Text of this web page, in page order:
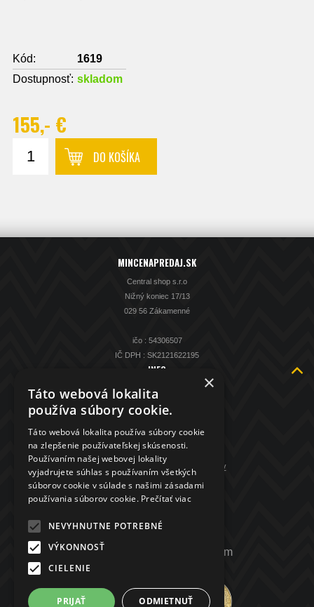
Kód:
1619
Dostupnosť: skladom
155,- €
DO KOŠÍKA
MINCENAPREDAJ.SK
Central shop s.r.o
Nižný koniec 17/13
029 56 Zákamenné
ičo : 54306507
IČ DPH : SK2121622195
INFO
O nás
Kontakt
KAMENNÁ PREDAJŇA
Spätný výkup striebra
Obchodné podmienky
GDPR - ochrana osobných údajov
KONTAKT
+421 907 208 972
mincenapredaj.sk@gmail.com
×
Táto webová lokalita
používa súbory cookie.
Táto webová lokalita používa súbory cookie
na zlepšenie používateľskej skúsenosti.
Používaním našej webovej lokality
vyjadrujete súhlas s používaním všetkých
súborov cookie v súlade s našimi zásadami
používania súborov cookie. Prečítať viac
NEVYHNUTNE POTREBNÉ
VÝKONNOSŤ
CIELENIE
PRIJAŤ ODMIETNUŤ